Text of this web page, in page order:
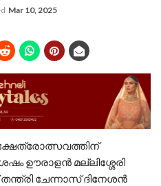
Mar 10, 2025
ഊരാളൻ മല്ലിശ്ശേരി
ചേന്നാസ് ദിനേശൻ